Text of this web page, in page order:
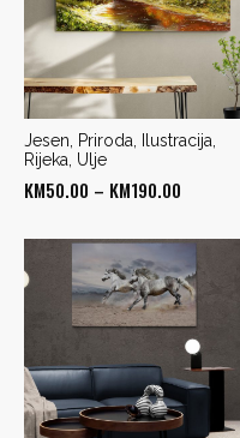
Jesen, Priroda, Ilustracija,
Rijeka, Ulje
KM50.00 – KM190.00
KM50.00
through
KM190.00